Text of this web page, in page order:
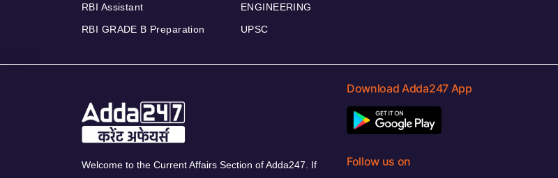
RBI Assistant
RBI GRADE B Preparation
ENGINEERING
UPSC
Welcome to the Current Affairs Section of Adda247. If
Download Adda247 App
Follow us on